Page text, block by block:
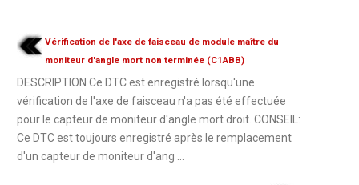
Vérification de l'axe de faisceau de module maître du
moniteur d'angle mort non terminée (C1ABB)
DESCRIPTION Ce DTC est enregistré lorsqu'une
vérification de l'axe de faisceau n'a pas été effectuée
pour le capteur de moniteur d'angle mort droit. CONSEIL:
Ce DTC est toujours enregistré après le remplacement
d'un capteur de moniteur d'ang ...